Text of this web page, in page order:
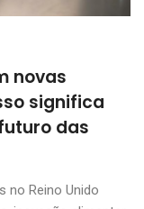
novas
significa
das
no Reino Unido